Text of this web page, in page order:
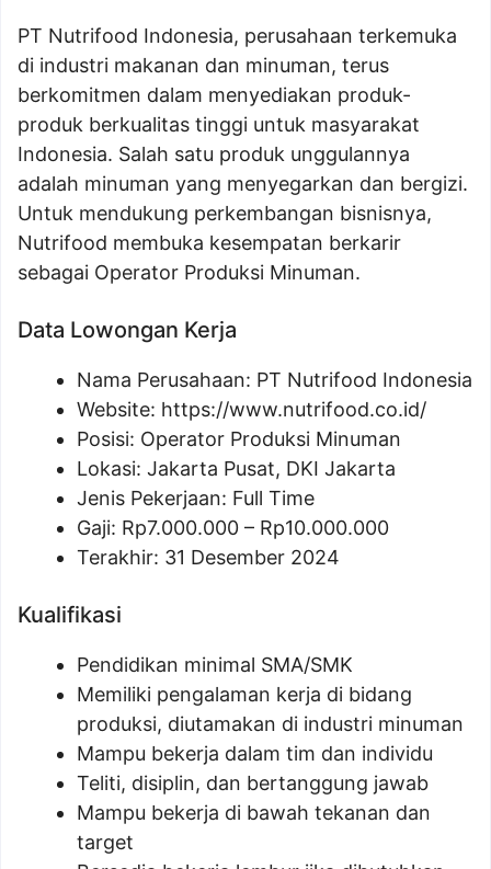
PT Nutrifood Indonesia, perusahaan terkemuka
di industri makanan dan minuman, terus
berkomitmen dalam menyediakan produk-
produk berkualitas tinggi untuk masyarakat
Indonesia. Salah satu produk unggulannya
adalah minuman yang menyegarkan dan bergizi.
Untuk mendukung perkembangan bisnisnya,
Nutrifood membuka kesempatan berkarir
sebagai Operator Produksi Minuman.
Data Lowongan Kerja
Nama Perusahaan: PT Nutrifood Indonesia
Website: https://www.nutrifood.co.id/
Posisi: Operator Produksi Minuman
Lokasi: Jakarta Pusat, DKI Jakarta
Jenis Pekerjaan: Full Time
Gaji: Rp7.000.000 – Rp10.000.000
Terakhir: 31 Desember 2024
Kualifikasi
Pendidikan minimal SMA/SMK
Memiliki pengalaman kerja di bidang
produksi, diutamakan di industri minuman
Mampu bekerja dalam tim dan individu
Teliti, disiplin, dan bertanggung jawab
Mampu bekerja di bawah tekanan dan
target